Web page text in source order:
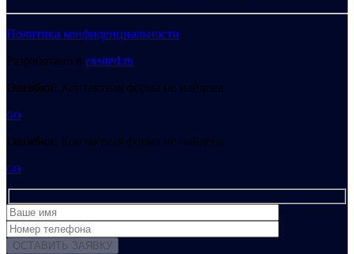
Политика конфиденциальности
Разработано в exsited.ru
Ошибка: Контактная форма не найдена.
GO
Ошибка: Контактная форма не найдена.
GO